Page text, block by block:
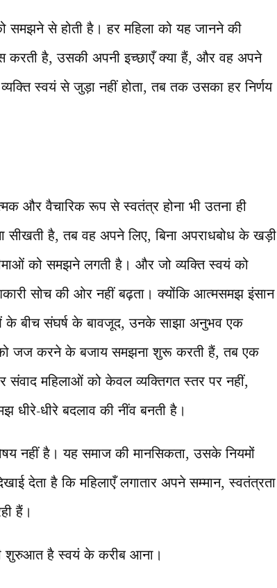
से होती है। हर महिला को यह जानने की
करती है, उसकी अपनी इच्छाएँ क्या हैं, और वह अपने
स्वयं से जुड़ा नहीं होता, तब तक उसका हर निर्णय
और वैचारिक रूप से स्वतंत्र होना भी उतना ही
है, तब वह अपने लिए, बिना अपराधबोध के खड़ी
को समझने लगती है। और जो व्यक्ति स्वयं को
सोच की ओर नहीं बढ़ता। क्योंकि आत्मसमझ इंसान
के बीच संघर्ष के बावजूद, उनके साझा अनुभव एक
जज करने के बजाय समझना शुरू करती हैं, तब एक
महिलाओं को केवल व्यक्तिगत स्तर पर नहीं,
धीरे-धीरे बदलाव की नींव बनती है।
नहीं है। यह समाज की मानसिकता, उसके नियमों
देता है कि महिलाएँ लगातार अपने सम्मान, स्वतंत्रता
हैं।
शुरुआत है स्वयं के करीब आना।